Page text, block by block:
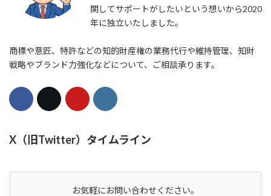
関してサポートがしたいという想いから2020
年に独立いたしました。
商標や意匠、特許などの知的財産権の業務代行や維持管理、知財
戦略やブランド力強化などについて、ご相談承ります。
X（旧Twitter）タイムライン
お気軽にお問い合わせください。